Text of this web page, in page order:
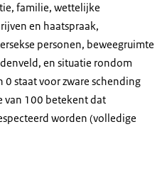
familie, wettelijke
en haatspraak,
personen, beweegruimte
en situatie rondom
0 staat voor zware schending
van 100 betekent dat
worden (volledige